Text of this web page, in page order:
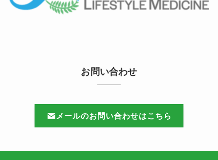
お問い合わせ
メールのお問い合わせはこちら